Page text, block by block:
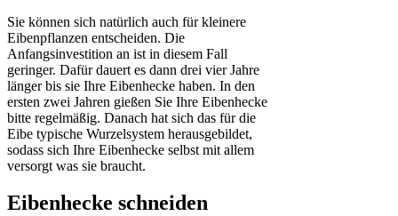
Sie können sich natürlich auch für kleinere
Eibenpflanzen entscheiden. Die
Anfangsinvestition an ist in diesem Fall
geringer. Dafür dauert es dann drei vier Jahre
länger bis sie Ihre Eibenhecke haben. In den
ersten zwei Jahren gießen Sie Ihre Eibenhecke
bitte regelmäßig. Danach hat sich das für die
Eibe typische Wurzelsystem herausgebildet,
sodass sich Ihre Eibenhecke selbst mit allem
versorgt was sie braucht.
Eibenhecke schneiden